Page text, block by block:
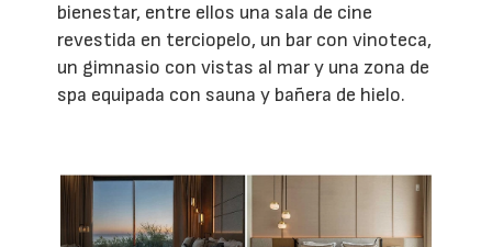
bienestar, entre ellos una sala de cine
revestida en terciopelo, un bar con vinoteca,
un gimnasio con vistas al mar y una zona de
spa equipada con sauna y bañera de hielo.